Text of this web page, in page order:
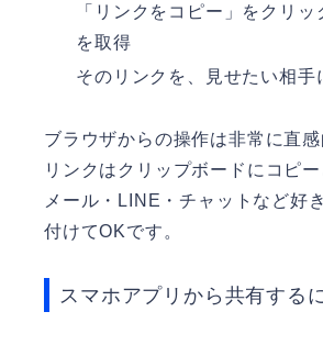
「リンクをコピー」をクリ
を取得
そのリンクを、見せたい相手
ブラウザからの操作は非常に直
リンクはクリップボードにコピー
メール・LINE・チャットなど好
付けてOKです。
スマホアプリから共有する